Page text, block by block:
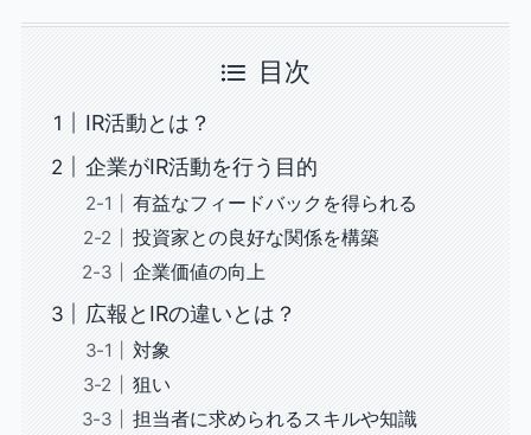
目次
IR活動とは？
企業がIR活動を行う目的
有益なフィードバックを得られる
投資家との良好な関係を構築
企業価値の向上
広報とIRの違いとは？
対象
狙い
担当者に求められるスキルや知識